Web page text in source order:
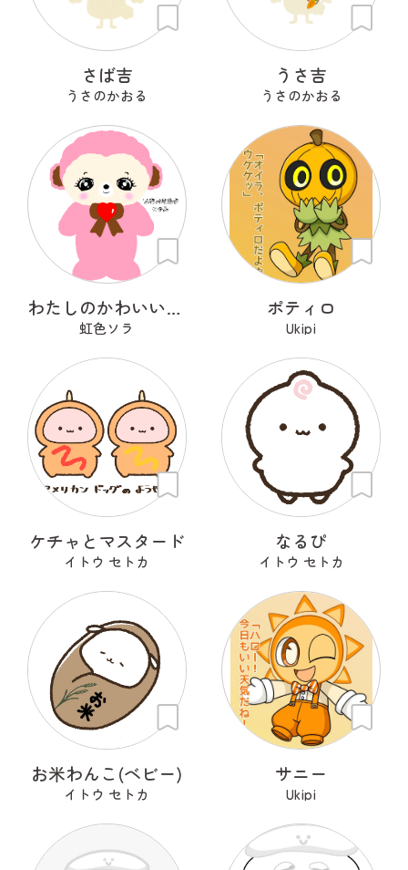
さば吉
うさのかおる
うさ吉
うさのかおる
わたしのかわいいせかい
虹色ソラ
ポティロ
Ukipi
ケチャとマスタード
イトウ セトカ
なるぴ
イトウ セトカ
お米わんこ(ベビー)
イトウ セトカ
サニー
Ukipi